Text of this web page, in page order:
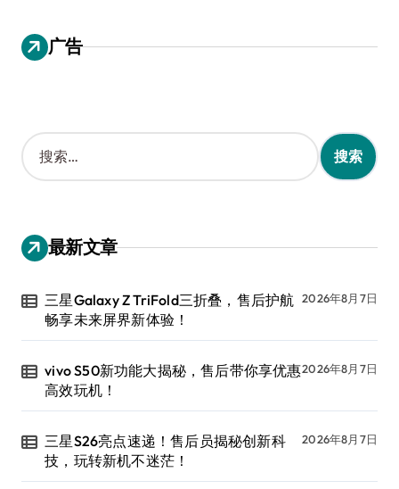
广告
搜
索
：
最新文章
三星Galaxy Z TriFold三折叠，售后护航
畅享未来屏界新体验！
2026年8月7日
vivo S50新功能大揭秘，售后带你享优惠
高效玩机！
2026年8月7日
三星S26亮点速递！售后员揭秘创新科
技，玩转新机不迷茫！
2026年8月7日